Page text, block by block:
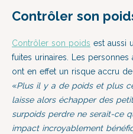
Contrôler son
Contrôler son poids est aussi
fuites urinaires. Les
ont en effet un risque accru
«Plus il y a de poids et plus
laisse alors échapper des
surpoids perdre ne serait-ce
impact incroyablement